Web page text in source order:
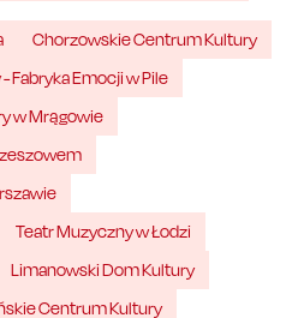
Chorzowskie Centrum Kultury
Fabryka Emocji w Pile
w Mrągowie
Teatr Muzyczny w Łodzi
Limanowski Dom Kultury
Centrum Kultury